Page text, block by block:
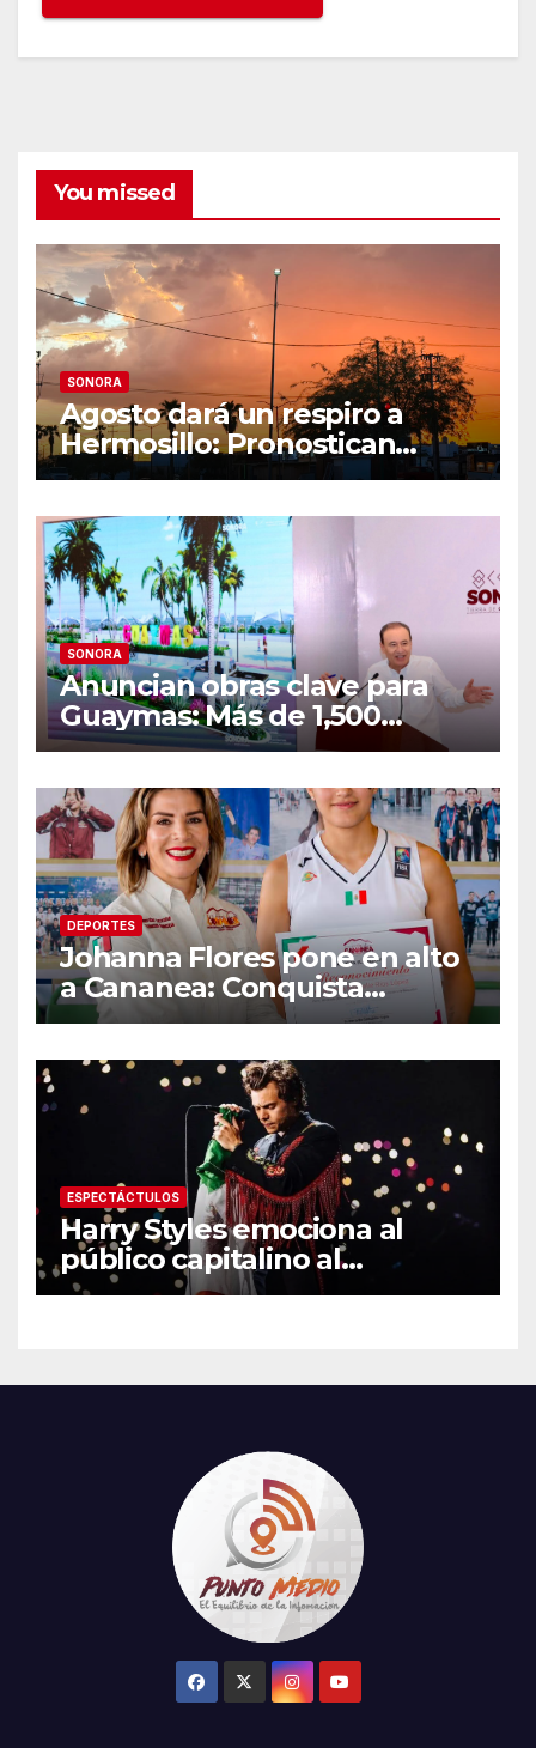
You missed
SONORA
Agosto dará un respiro a
Hermosillo: Pronostican
semana lluviosa y
SONORA
Anuncian obras clave para
Guaymas: Más de 1,500
viviendas, modernización del
IMSS
DEPORTES
Johanna Flores pone en alto
a Cananea: Conquista
medalla de plata con la
en los Juegos
Centroamericanos
ESPECTÁCTULOS
Harry Styles emociona al
público capitalino al
interpretar “Cielito Lindo” en